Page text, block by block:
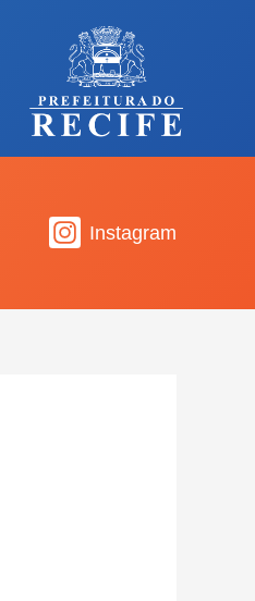
Instagram